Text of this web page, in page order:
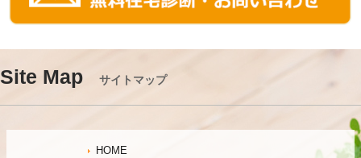
Site Map サイトマップ
HOME